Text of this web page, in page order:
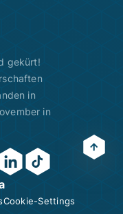
gekürt!
in
in
Cookie-Settings